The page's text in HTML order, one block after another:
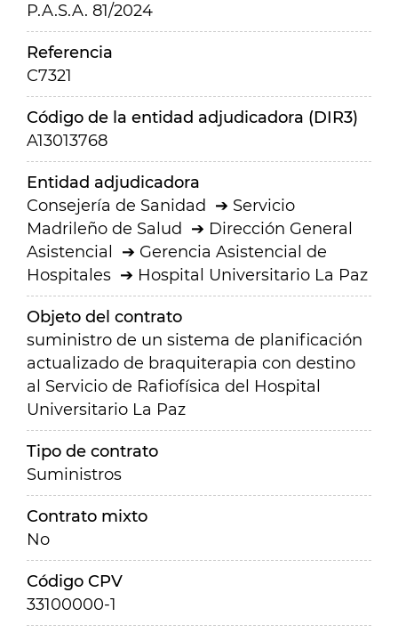
P.A.S.A. 81/2024
Referencia
C7321
Código de la entidad adjudicadora (DIR3)
A13013768
Entidad adjudicadora
Consejería de Sanidad
Servicio
Madrileño de Salud
Dirección General
Asistencial
Gerencia Asistencial de
Hospitales
Hospital Universitario La Paz
Objeto del contrato
suministro de un sistema de planificación
actualizado de braquiterapia con destino
al Servicio de Rafiofísica del Hospital
Universitario La Paz
Tipo de contrato
Suministros
Contrato mixto
No
Código CPV
33100000-1